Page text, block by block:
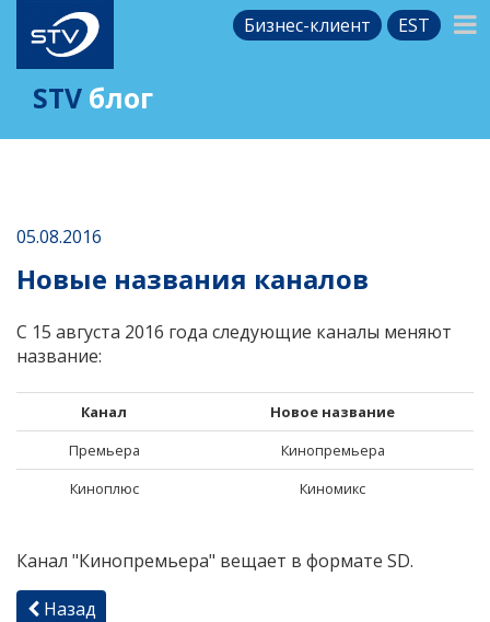
Бизнес-клиент EST
STV блог
05.08.2016
Новые названия каналов
С 15 августа 2016 года следующие каналы меняют
название:
Канал
Новое название
Премьера
Кинопремьера
Киноплюс
Киномикс
Канал "Кинопремьера" вещает в формате SD.
Назад